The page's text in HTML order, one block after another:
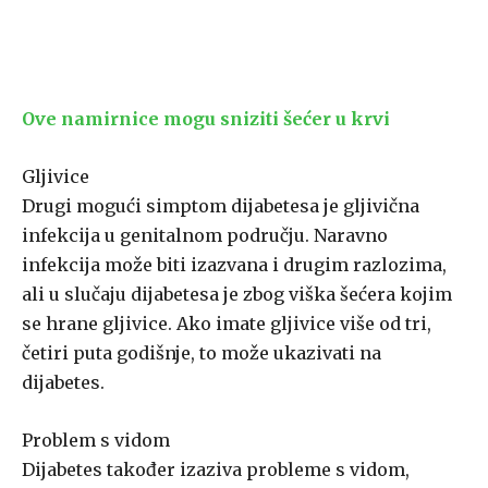
Ove namirnice mogu sniziti šećer u krvi
Gljivice
Drugi mogući simptom dijabetesa je gljivična
infekcija u genitalnom području. Naravno
infekcija može biti izazvana i drugim razlozima,
ali u slučaju dijabetesa je zbog viška šećera kojim
se hrane gljivice. Ako imate gljivice više od tri,
četiri puta godišnje, to može ukazivati ​​na
dijabetes.
Problem s vidom
Dijabetes također izaziva probleme s vidom,